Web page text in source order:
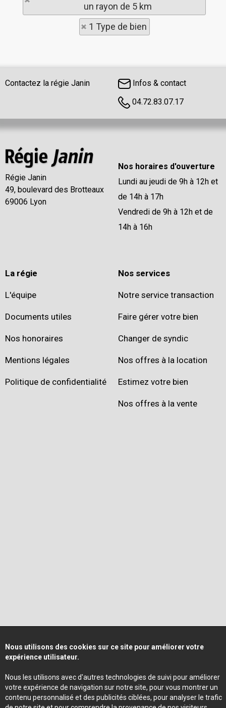
un rayon de 5 km
1 Type de bien
Contactez la régie Janin
Infos & contact
04.72.83.07.17
Régie Janin
49, boulevard des Brotteaux
69006 Lyon
Nos horaires d'ouverture
Lundi au jeudi de 9h à 12h et
de 14h à 17h
Vendredi de 9h à 12h et de
14h à 16h
La régie
L'équipe
Documents utiles
Nos honoraires
Mentions légales
Politique de confidentialité
Nos services
Notre service transaction
Faire gérer votre bien
Changer de syndic
Nos offres à la location
Estimez votre bien
Nos offres à la vente
Nous utilisons des cookies sur ce site pour améliorer votre
expérience utilisateur.
Nous les utilisons avec d'autres technologies de suivi pour améliorer
votre expérience de navigation sur notre site, pour vous montrer un
contenu personnalisé et des publicités ciblées, pour analyser le trafic